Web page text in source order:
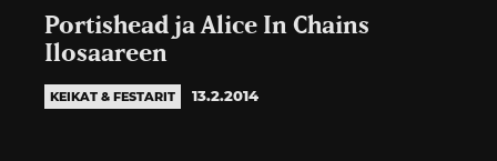
Portishead ja Alice In Chains
Ilosaareen
KEIKAT & FESTARIT 13.2.2014